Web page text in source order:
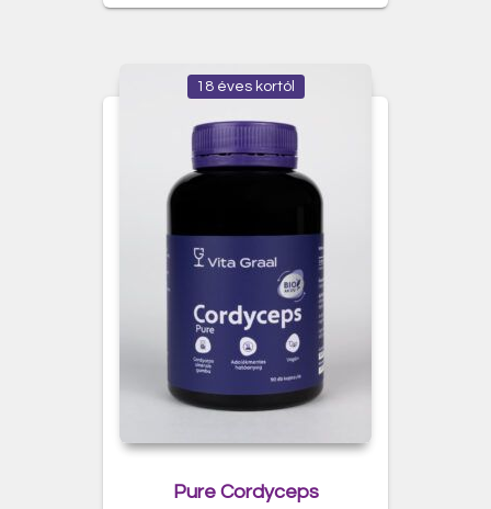
18 éves kortól
Pure Cordyceps